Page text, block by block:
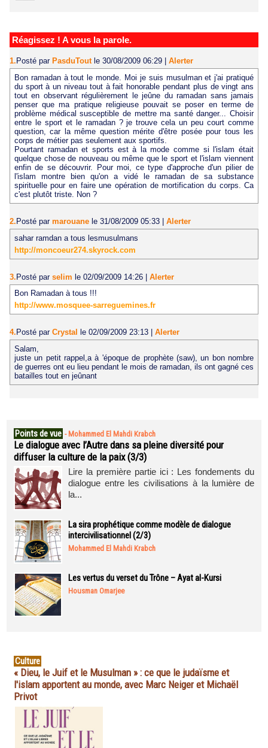
Réagissez ! A vous la parole.
1. Posté par PasduTout le 30/08/2009 06:29
Alerter
Bon ramadan à tout le monde. Moi je suis musulman et j'ai pratiqué
du sport à un niveau tout à fait honorable pendant plus de vingt ans
tout en observant régulièrement le jeûne du ramadan sans jamais
penser que ma pratique religieuse pouvait se poser en terme de
problème médical susceptible de mettre ma santé danger... Choisir
entre le sport et le ramadan ? je trouve cela un peu court comme
question, car la même question mérite d'être posée pour tous les
corps de métier pas seulement aux sportifs.
Pourtant ramadan et sports est à la mode comme si l'islam était
quelque chose de nouveau ou même que le sport et l'islam viennent
enfin de se découvrir. Pour moi, ce type d'approche d'un pilier de
l'islam montre bien qu'on a vidé le ramadan de sa substance
spirituelle pour en faire une opération de mortification du corps. Ca
c'est plutôt triste. Non ?
2. Posté par marouane le 31/08/2009 05:33
Alerter
sahar ramdan a tous lesmusulmans
http://moncoeur274.skyrock.com
3.Posté par selim le 02/09/2009 14:26 | Alerter
Bon Ramadan à tous !!!
http://www.mosquee-sarreguemines.fr
4. Posté par Crystal le 02/09/2009 23:13
Alerter
Salam,
juste un petit rappel,a à 'époque de prophète (saw), un bon nombre
de guerres ont eu lieu pendant le mois de ramadan, ils ont gagné ces
batailles tout en jeûnant
Points de vue - Mohammed El Mahdi Krabch
Le dialogue avec l’Autre dans sa pleine diversité pour
diffuser la culture de la paix (3/3)
Lire la première partie ici : Les fondements du
dialogue entre les civilisations à la lumière de
la...
La sira prophétique comme modèle de dialogue
intercivilisationnel (2/3)
Mohammed El Mahdi Krabch
Les vertus du verset du Trône – Ayat al-Kursi
Housman Omarjee
Culture
« Dieu, le Juif et le Musulman » : ce que le judaïsme et
l'islam apportent au monde, avec Marc Neiger et Michaël
Privot